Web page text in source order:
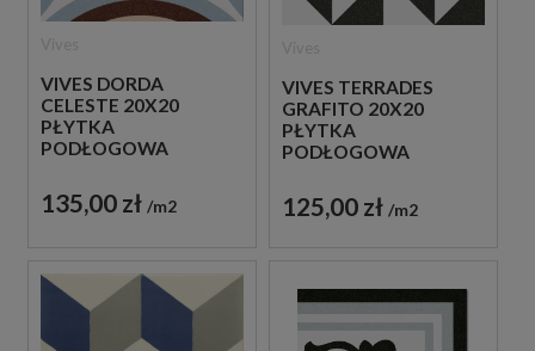
VIVES DORDA
CELESTE 20X20
PŁYTKA
PODŁOGOWA
135,00 zł m2
VIVES TERRADES
GRAFITO 20X20
PŁYTKA
PODŁOGOWA
125,00 zł m2